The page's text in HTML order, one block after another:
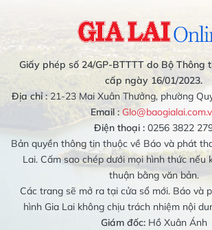
Giấy phép số 24/GP-BTTTT do Bộ Thông
cấp ngày 16/01/2023.
Địa chỉ :21-23 Mai Xuân Thưởng, phường
Email :
Điện thoại : 0256 3822
Bản quyền thông tin thuộc về Báo và phát
Lai. Cấm sao chép dưới mọi hình thức nếu
thuận bằng văn bản.
Các trang sẽ mở ra tại cửa sổ mới. Báo và
hình Gia Lai không chịu trách nhiệm nội
Giám đốc:Hồ Xuân Ánh